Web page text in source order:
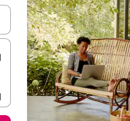
動するか、画面をタッチまたはスワイ